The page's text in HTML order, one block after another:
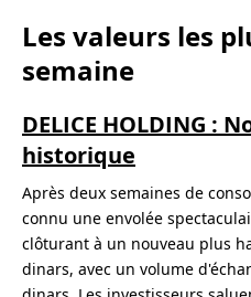
Les valeurs les
semaine
DELICE HOLDING :
historique
Après deux semaines de
connu une envolée
clôturant à un nouveau plus
dinars, avec un volume